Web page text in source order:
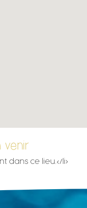
venir
dans ce lieu.</li>